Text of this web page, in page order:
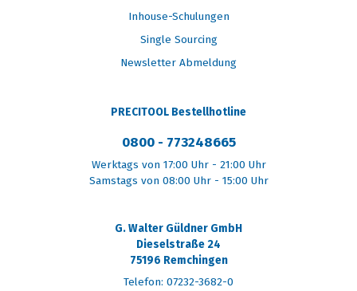
Inhouse-Schulungen
Single Sourcing
Newsletter Abmeldung
PRECITOOL Bestellhotline
0800 - 773248665
Werktags von 17:00 Uhr - 21:00 Uhr
Samstags von 08:00 Uhr - 15:00 Uhr
G. Walter Güldner GmbH
Dieselstraße 24
75196 Remchingen
Telefon: 07232-3682-0